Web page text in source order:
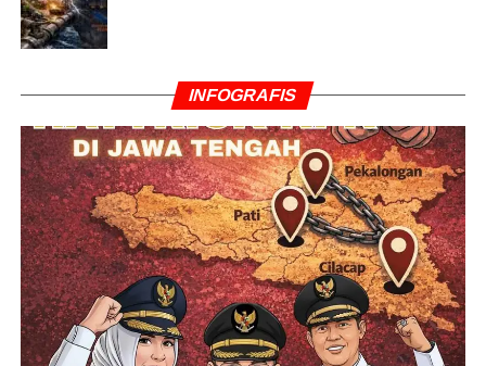
Kualifikasi Piala Asia U20 2027, Timnas Indonesia
Tergabung di Grup H
FPTI Kirim 8 Atlet ke World Climbing Series
INFOGRAFIS